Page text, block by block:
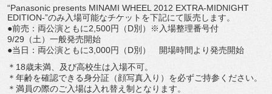
“Panasonic presents MINAMI WHEEL 2012 EXTRA-MIDNIGHT
EDITION-”のみ入場可能なチケットを下記にて販売します。
●前売：両公演ともに2,500円（D別）※入場整理番号付
9/29（土）一般発売開始
●当日：両公演ともに3,000円（D別） 開場時間より発売開始
＊18歳未満、及び高校生は入場不可。
＊年齢を確認できる身分証（顔写真入り）を必ずご持参ください。
＊満員の際のご入場は入れ替え制となります。